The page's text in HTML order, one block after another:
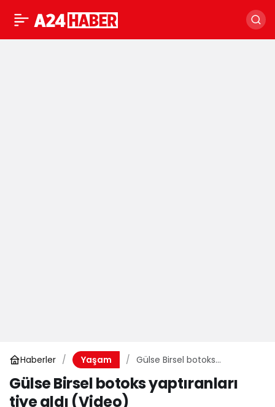
Haberler Yaşam
Gülse Birsel botoks
Gülse Birsel botoks yaptıranları
tiye aldı (Video)